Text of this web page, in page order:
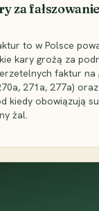
za
to w Polsce
kary grożą za
faktur na
271a, 277a)
kiedy obowiązują
żal.